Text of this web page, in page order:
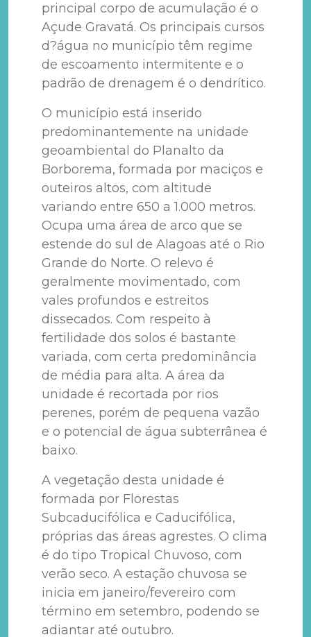
principal corpo de acumulação é o
Açude Gravatá. Os principais cursos
d?água no município têm regime
de escoamento intermitente e o
padrão de drenagem é o dendrítico.
O município está inserido
predominantemente na unidade
geoambiental do Planalto da
Borborema, formada por maciços e
outeiros altos, com altitude
variando entre 650 a 1.000 metros.
Ocupa uma área de arco que se
estende do sul de Alagoas até o Rio
Grande do Norte. O relevo é
geralmente movimentado, com
vales profundos e estreitos
dissecados. Com respeito à
fertilidade dos solos é bastante
variada, com certa predominância
de média para alta. A área da
unidade é recortada por rios
perenes, porém de pequena vazão
e o potencial de água subterrânea é
baixo.
A vegetação desta unidade é
formada por Florestas
Subcaducifólica e Caducifólica,
próprias das áreas agrestes. O clima
é do tipo Tropical Chuvoso, com
verão seco. A estação chuvosa se
inicia em janeiro/fevereiro com
término em setembro, podendo se
adiantar até outubro.